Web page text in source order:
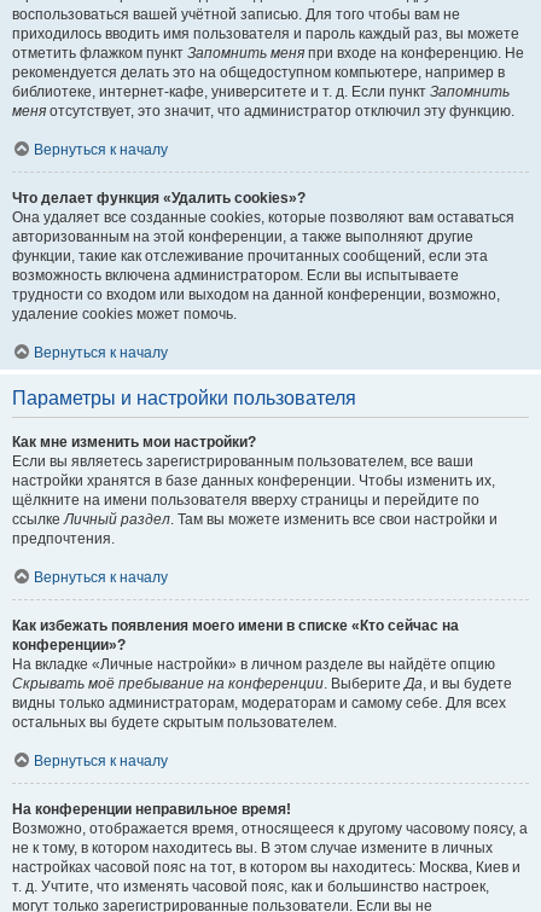
воспользоваться вашей учётной записью. Для того чтобы вам не
приходилось вводить имя пользователя и пароль каждый раз, вы можете
отметить флажком пункт Запомнить меня при входе на конференцию. Не
рекомендуется делать это на общедоступном компьютере, например в
библиотеке, интернет-кафе, университете и т. д. Если пункт Запомнить
меня отсутствует, это значит, что администратор отключил эту функцию.
Вернуться к началу
Что делает функция «Удалить cookies»?
Она удаляет все созданные cookies, которые позволяют вам оставаться
авторизованным на этой конференции, а также выполняют другие
функции, такие как отслеживание прочитанных сообщений, если эта
возможность включена администратором. Если вы испытываете
трудности со входом или выходом на данной конференции, возможно,
удаление cookies может помочь.
Вернуться к началу
Параметры и настройки пользователя
Как мне изменить мои настройки?
Если вы являетесь зарегистрированным пользователем, все ваши
настройки хранятся в базе данных конференции. Чтобы изменить их,
щёлкните на имени пользователя вверху страницы и перейдите по
ссылкеЛичный раздел. Там вы можете изменить все свои настройки и
предпочтения.
Вернуться к началу
Как избежать появления моего имени в списке «Кто сейчас на
конференции»?
На вкладке «Личные настройки» в личном разделе вы найдёте опцию
Скрывать моё пребывание на конференции. ВыберитеДа, и вы будете
видны только администраторам, модераторам и самому себе. Для всех
остальных вы будете скрытым пользователем.
Вернуться к началу
На конференции неправильное время!
Возможно, отображается время, относящееся к другому часовому поясу, а
не к тому, в котором находитесь вы. В этом случае измените в личных
настройках часовой пояс на тот, в котором вы находитесь: Москва, Киев и
т. д. Учтите, что изменять часовой пояс, как и большинство настроек,
могут только зарегистрированные пользователи. Если вы не